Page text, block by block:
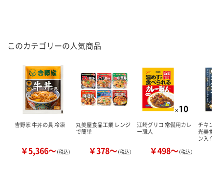
このカテゴリーの人気商品
吉野家 牛丼の具 冷凍
￥5,366～（税込）
丸美屋食品工業 レンジ
で簡単
￥378～（税込）
江崎グリコ 常備用カレ
ー職人
￥498～（税込）
チキン
光美食
ン入 化